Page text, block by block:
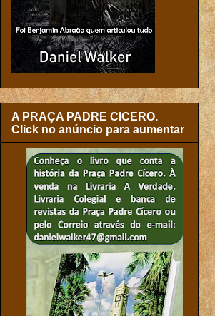
A PRAÇA PADRE CICERO.
Click no anúncio para aumentar